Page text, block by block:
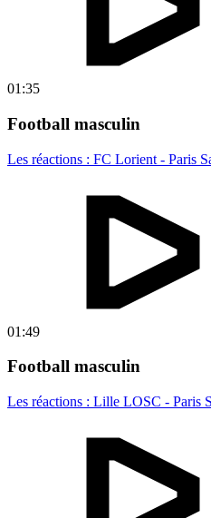
01:35
Football masculin
Les réactions : FC Lorient - Paris
01:49
Football masculin
Les réactions : Lille LOSC - Paris